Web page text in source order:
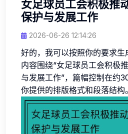
女足球员工会积极推
保护与发展工作
2026-06-26 12:14:26
好的，我可以按照你的要求生
内容围绕“女足球员工会积极
与发展工作”，篇幅控制在约
你提供的排版格式和段落结构